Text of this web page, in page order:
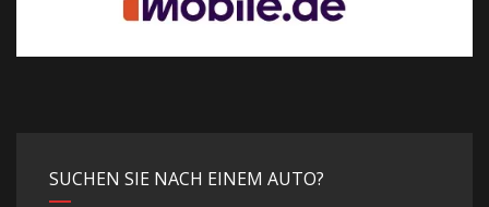
SUCHEN SIE NACH EINEM AUTO?